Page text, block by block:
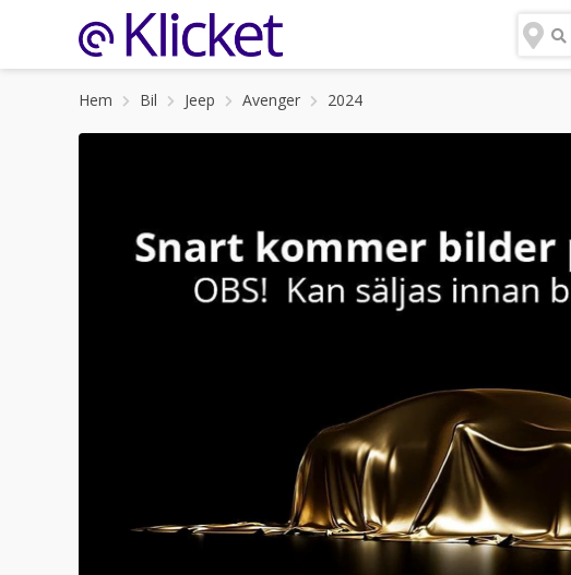
Hem Bil Jeep Avenger 2024